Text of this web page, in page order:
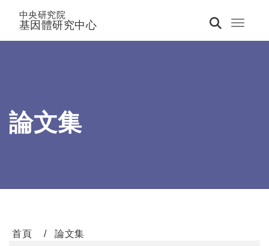
Toggle
中央研究院
基因體研究中心
論文集
首頁
論文集